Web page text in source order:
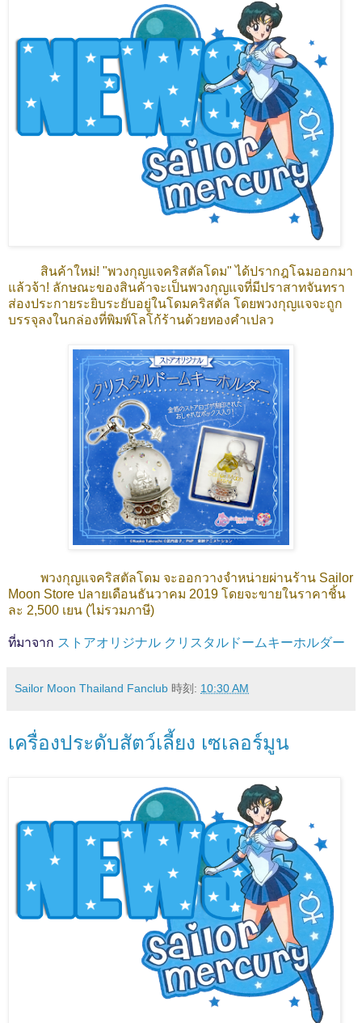
สินค้าใหม่! "พวงกุญแจคริสตัลโดม" ได้ปรากฎโฉมออกมา
แล้วจ้า! ลักษณะของสินค้าจะเป็นพวงกุญแจที่มีปราสาทจันทรา
ส่องประกายระยิบระยับอยู่ในโดมคริสตัล โดยพวงกุญแจจะถูก
บรรจุลงในกล่องที่พิมพ์โลโก้ร้านด้วยทองคำเปลว
พวงกุญแจคริสตัลโดม จะออกวางจำหน่ายผ่านร้าน Sailor
Moon Store ปลายเดือนธันวาคม 2019 โดยจะขายในราคาชิ้น
ละ 2,500 เยน (ไม่รวมภาษี)
ที่มาจาก ストアオリジナル クリスタルドームキーホルダー
Sailor Moon Thailand Fanclub 時刻: 10:30 AM
เครื่องประดับสัตว์เลี้ยง เซเลอร์มูน